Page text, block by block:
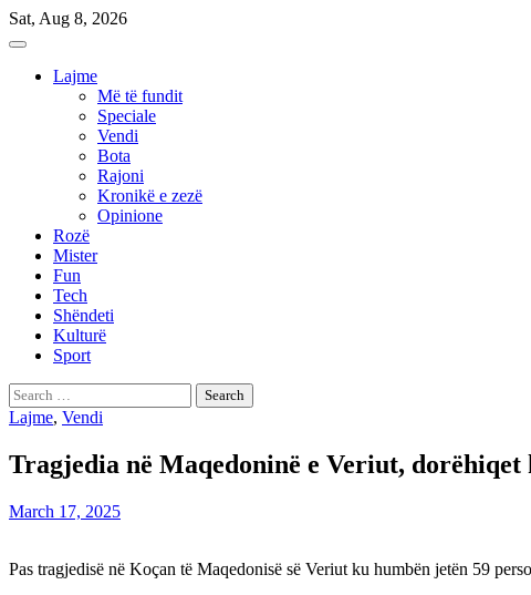
Skip
to
Sat, Aug 8, 2026
Lajme
Më të fundit
Speciale
Vendi
Bota
Rajoni
Kronikë e zezë
Opinione
Rozë
Mister
Fun
Tech
Shëndeti
Kulturë
Sport
Search
for:
Lajme, Vendi
Tragjedia në Maqedoninë e Veriut,
March 17, 2025
Pas tragjedisë në Koçan të Maqedonisë së Veriut ku humbën jetën 59